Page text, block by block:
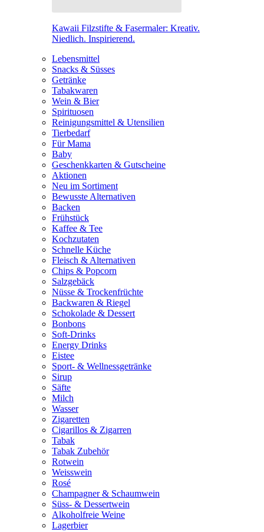
Kawaii Filzstifte & Fasermaler: Kreativ.
Niedlich. Inspirierend.
Lebensmittel
Snacks & Süsses
Getränke
Tabakwaren
Wein & Bier
Spirituosen
Reinigungsmittel & Utensilien
Tierbedarf
Für Mama
Baby
Geschenkkarten & Gutscheine
Aktionen
Neu im Sortiment
Bewusste Alternativen
Backen
Frühstück
Kaffee & Tee
Kochzutaten
Schnelle Küche
Fleisch & Alternativen
Chips & Popcorn
Salzgebäck
Nüsse & Trockenfrüchte
Backwaren & Riegel
Schokolade & Dessert
Bonbons
Soft-Drinks
Energy Drinks
Eistee
Sport- & Wellnessgetränke
Sirup
Säfte
Milch
Wasser
Zigaretten
Cigarillos & Zigarren
Tabak
Tabak Zubehör
Rotwein
Weisswein
Rosé
Champagner & Schaumwein
Süss- & Dessertwein
Alkoholfreie Weine
Lagerbier